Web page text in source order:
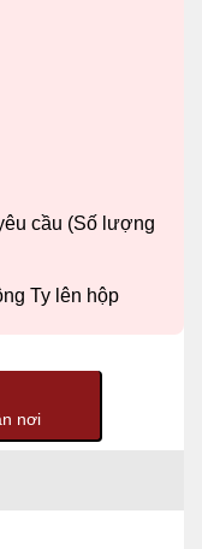
cầu (Số lượng
Ty lên hộp
nơi